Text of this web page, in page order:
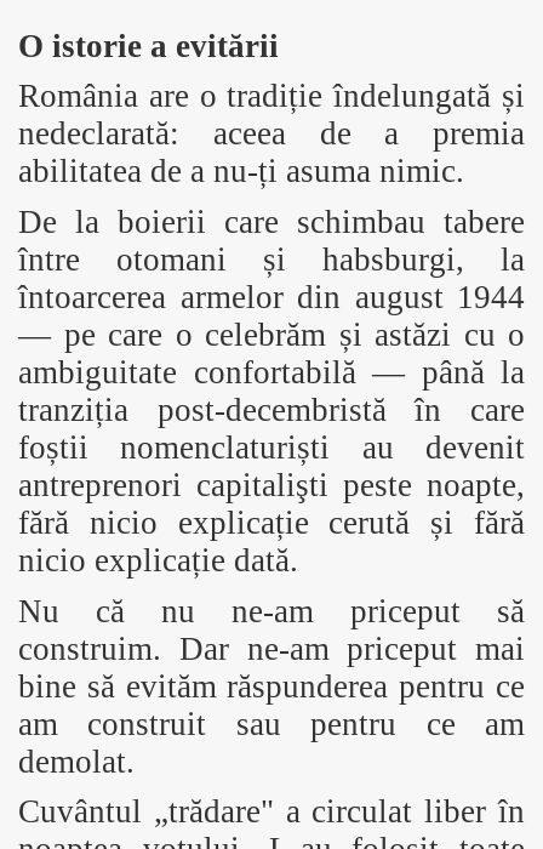
O istorie a evitării
România are o tradiție îndelungată și
nedeclarată: aceea de a premia
abilitatea de a nu-ți asuma nimic.
De la boierii care schimbau tabere
între otomani și habsburgi, la
întoarcerea armelor din august 1944
— pe care o celebrăm și astăzi cu o
ambiguitate confortabilă — până la
tranziția post-decembristă în care
foștii nomenclaturiști au devenit
antreprenori capitalişti peste noapte,
fără nicio explicație cerută și fără
nicio explicație dată.
Nu că nu ne-am priceput să
construim. Dar ne-am priceput mai
bine să evităm răspunderea pentru ce
am construit sau pentru ce am
demolat.
Cuvântul „trădare" a circulat liber în